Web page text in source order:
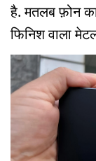
है. मतलब फ़ोन का
फिनिश वाला